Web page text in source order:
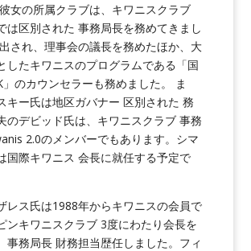
女の所属クラブは、キワニスクラブ
は区別された 事務局長を務めてきまし
され、理事会の議長を務めたほか、大
したキワニスのプログラムである「国
のカウンセラーも務めました。 ま
キー氏は地区ガバナー 区別された 務
のデビッド氏は、キワニスクラブ 事務
2.0のメンバーでもあります。シマ
国際キワニス 会長に就任する予定で
レス氏は1988年からキワニスの会員で
ンキワニスクラブ 3度にわたり会長を
事務局長 財務担当歴任しました。フィ